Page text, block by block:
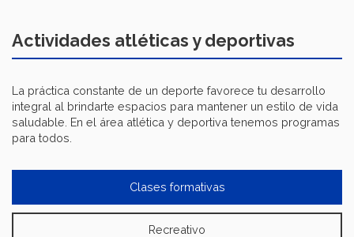
Actividades atléticas y deportivas
La práctica constante de un deporte favorece tu desarrollo
integral al brindarte espacios para mantener un estilo de vida
saludable. En el área atlética y deportiva tenemos programas
para todos.
Clases formativas
Recreativo